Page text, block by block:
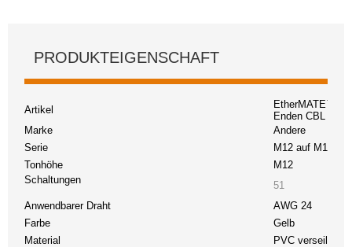
PRODUKTEIGENSCHAFT
Artikel
EtherMATE™
Enden CBL
Marke
Andere
Serie
M12 auf M12
Tonhöhe
M12
Schaltungen
51
Anwendbarer Draht
AWG 24
Farbe
Gelb
Material
PVC verseilt/